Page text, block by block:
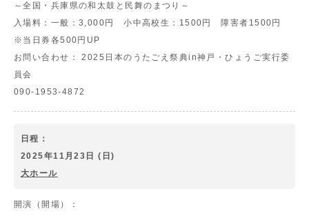
～全国・兵庫県の和太鼓と民舞のまつり～
入場料： 一般：3,000円 小中高校生：1500円 障害者1500円
※当日券各500円UP
お問い合わせ：
2025日本のうたごえ祭典in神戸・ひょうご実行委
員会
090-1953-4872
日程：
2025年11月23日 (日)
大ホール
開演（開場）：